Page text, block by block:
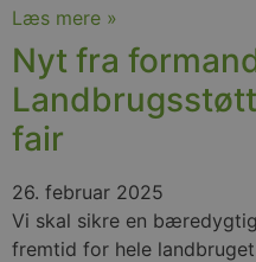
Læs mere »
Nyt fra
fair
26. februar 2025
Vi skal sikre en
fremtid for hele